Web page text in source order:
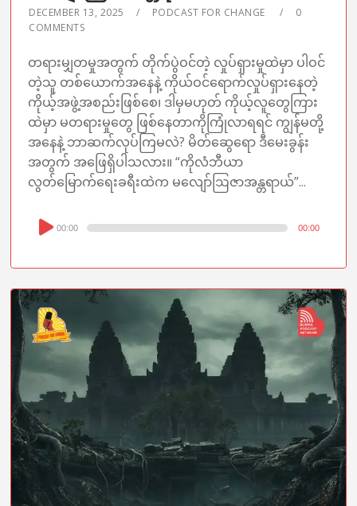
DECEMBER 13, 2025 PODCAST FOR CHANGE
0
COMMENTS
တရားမျှတမှုအတွက် တိုက်ပွဲဝင်တဲ့ လှုပ်ရှားမှုထဲမှာ ပါဝင်
တဲ့သူ တစ်ယောက်အနေနဲ့ ကိုယ်ဝင်ရောက်လှုပ်ရှားနေတဲ့
ကိုယ့်အဖွဲ့အစည်းဖြစ်စေ၊ ဒါမှမဟုတ် ကိုယ့်လူတွေကြား
ထဲမှာ မတရားမှုတွေ ဖြစ်နေတာကိုကြုံလာရရင် ကျွန်မတို့
အနေနဲ့ ဘာဆက်လုပ်ကြမလဲ? မိတ်ဆွေရော ဒီမေးခွန်း
အတွက် အဖြေရှိပါသလား။ “ကိုလံဘီယာ
လွတ်မြောက်ရေးခရီးထဲက မလျော်ဩဇာအန္တရာယ်”...
Audio
Player
00:00 00:00